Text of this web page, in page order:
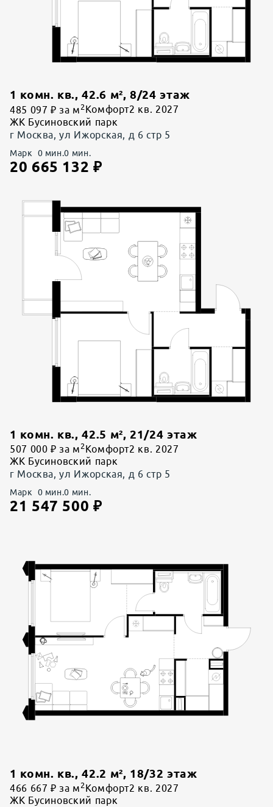
1 комн. кв., 42.6 м²,8/24 этаж
485 097 ₽ за м 2 Комфорт2 кв. 2027
ЖК Бусиновский парк
г Москва, ул Ижорская, д 6 стр 5
Марк 0 мин.0 мин.
20 665 132 ₽
1 комн. кв., 42.5 м²,21/24 этаж
507 000 ₽ за м 2 Комфорт2 кв. 2027
ЖК Бусиновский парк
г Москва, ул Ижорская, д 6 стр 5
Марк 0 мин.0 мин.
21 547 500 ₽
1 комн. кв., 42.2 м², 18/32 этаж
466 667 ₽ за м 2 Комфорт2 кв. 2027
ЖК Бусиновский парк